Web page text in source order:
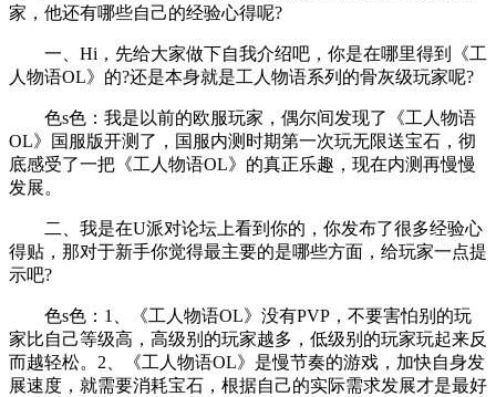
家，他还有哪些自己的经验心得呢?
一、Hi，先给大家做下自我介绍吧，你是在哪里得到《工
人物语OL》的?还是本身就是工人物语系列的骨灰级玩家呢?
色s色：我是以前的欧服玩家，偶尔间发现了《工人物语
OL》国服版开测了，国服内测时期第一次玩无限送宝石，彻
底感受了一把《工人物语OL》的真正乐趣，现在内测再慢慢
发展。
二、我是在U派对论坛上看到你的，你发布了很多经验心
得贴，那对于新手你觉得最主要的是哪些方面，给玩家一点提
示吧?
色s色：1、《工人物语OL》没有PVP，不要害怕别的玩
家比自己等级高，高级别的玩家越多，低级别的玩家玩起来反
而越轻松。2、《工人物语OL》是慢节奏的游戏，加快自身发
展速度，就需要消耗宝石，根据自己的实际需求发展才是最好